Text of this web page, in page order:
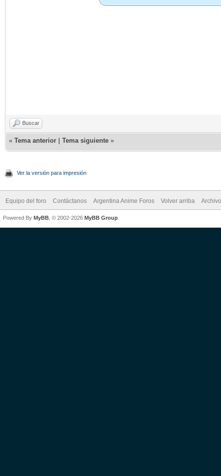
Buscar
« Tema anterior Tema siguiente »
Ver la versión para impresión
Equipo del foro Contáctanos Argentina Anime Foros Volver arriba
Powered By MyBB , © 2002-2026 MyBB Group